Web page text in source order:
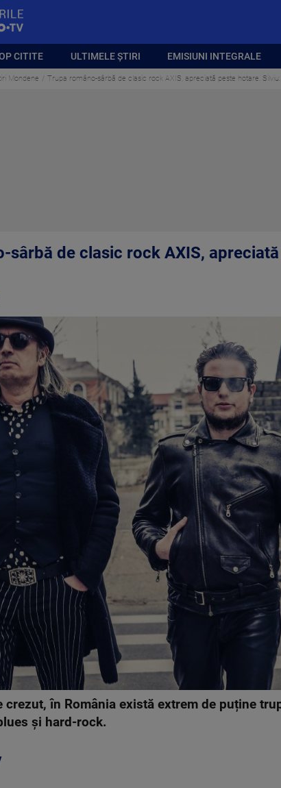
CITITE ULTIMELE ȘTIRI EMISIUNI INTEGRALE
Mondene Trupa româno-sârbă de clasic rock AXIS, apreciată peste hotare. Silviu:
sârbă de clasic rock AXIS,
crezut, în România există extrem de puține
și hard-rock.